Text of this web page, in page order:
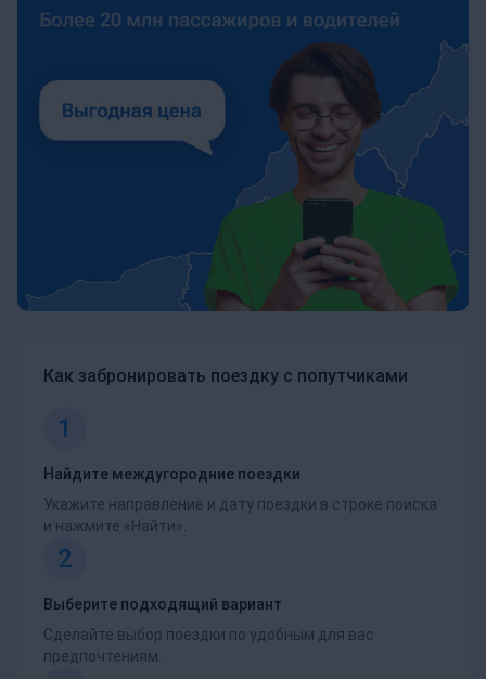
Как забронировать поездку с попутчиками
1
Найдите междугородние поездки
Укажите направление и дату поездки в строке поиска
и нажмите «Найти».
2
Выберите подходящий вариант
Сделайте выбор поездки по удобным для вас
предпочтениям.